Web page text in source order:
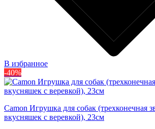
В избранное
-40%
Camon Игрушка для собак (трехконечная
вкусняшек с веревкой), 23см